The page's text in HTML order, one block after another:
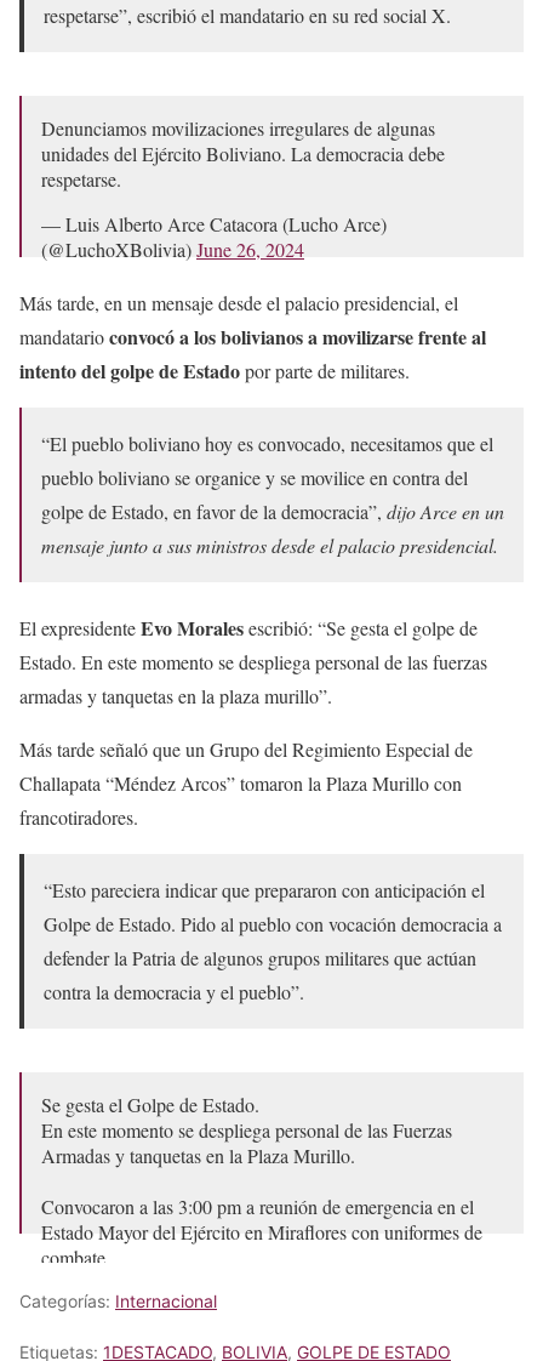
respetarse”, escribió el mandatario en su red social X.
Denunciamos movilizaciones irregulares de algunas
unidades del Ejército Boliviano. La democracia debe
respetarse.
— Luis Alberto Arce Catacora (Lucho Arce)
(@LuchoXBolivia)June 26, 2024
Más tarde, en un mensaje desde el palacio presidencial, el
mandatarioconvocó a los bolivianos a movilizarse frente al
intento del golpe de Estadopor parte de militares.
“El pueblo boliviano hoy es convocado, necesitamos que el
pueblo boliviano se organice y se movilice en contra del
golpe de Estado, en favor de la democracia”, dijo Arce en un
mensaje junto a sus ministros desde el palacio presidencial.
El expresidenteEvo Moralesescribió: “Se gesta el golpe de
Estado. En este momento se despliega personal de las fuerzas
armadas y tanquetas en la plaza murillo”.
Más tarde señaló que un Grupo del Regimiento Especial de
Challapata “Méndez Arcos” tomaron la Plaza Murillo con
francotiradores.
“Esto pareciera indicar que prepararon con anticipación el
Golpe de Estado. Pido al pueblo con vocación democracia a
defender la Patria de algunos grupos militares que actúan
contra la democracia y el pueblo”.
Se gesta el Golpe de Estado.
En este momento se despliega personal de las Fuerzas
Armadas y tanquetas en la Plaza Murillo.
Convocaron a las 3:00 pm a reunión de emergencia en el
Estado Mayor del Ejército en Miraflores con uniformes de
combate.
Convocanos a los movimientos…
Categorías: Internacional
Etiquetas: 1DESTACADO, BOLIVIA, GOLPE DE ESTADO